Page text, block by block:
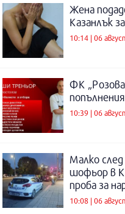
Жена
Казанлък
10:14 | 06
ФК
10:39 | 06
Малко
шофьор в
проба за
10:08 | 06